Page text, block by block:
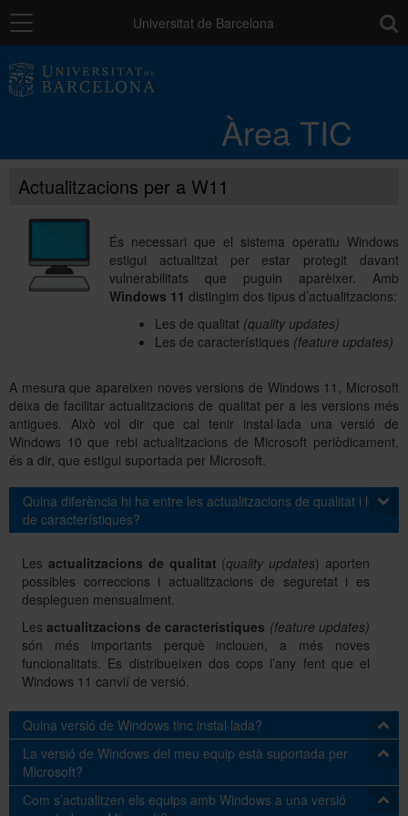
Navegació Universitat de Barcelona
Àrea TIC
Entorn de treball
Núvol UB
Suport a la Docència
Seguretat de les dades
PAU: necessites ajuda?
Sobre l'Àrea TIC
Actualitzacions per a W11
És necessari que el sistema operatiu Windows
estigui actualitzat per estar protegit davant
vulnerabilitats que puguin aparèixer. Amb
Windows 11 distingim dos tipus d’actualitzacions:
Les de qualitat (quality updates)
Les de característiques (feature updates)
A mesura que apareixen noves versions de Windows 11, Microsoft
deixa de facilitar actualitzacions de qualitat per a les versions més
antigues. Això vol dir que cal tenir instal·lada una versió de
Windows 10 que rebi actualitzacions de Microsoft periòdicament,
és a dir, que estigui suportada per Microsoft.
Quina diferència hi ha entre les actualitzacions de qualitat i les
de característiques?
Les actualitzacions de qualitat (quality updates) aporten
possibles correccions i actualitzacions de seguretat i es
despleguen mensualment.
Lesactualitzacions de característiques (feature updates)
són més importants perquè inclouen, a més noves
funcionalitats. Es distribueixen dos cops l’any fent que el
Windows 11 canvií de versió.
Quina versió de Windows tinc instal·lada?
Per saber la versió de Windows que utilitzes pots fer servir
lacomanda “winver”.
La versió de Windows del meu equip està suportada per
Microsoft?
Com s’actualitzen els equips amb Windows a una versió